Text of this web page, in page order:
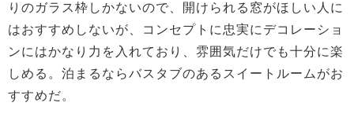
りのガラス枠しかないので、開けられる窓がほしい人に
はおすすめしないが、コンセプトに忠実にデコレーショ
ンにはかなり力を入れており、雰囲気だけでも十分に楽
しめる。泊まるならバスタブのあるスイートルームがお
すすめだ。